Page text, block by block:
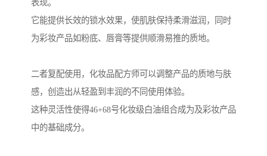
表现。
它能提供长效的锁水效果，使肌肤保持柔滑滋润，同时
为彩妆产品如粉底、唇膏等提供顺滑易推的质地。
二者复配使用，化妆品配方师可以调整产品的质地与肤
感，创造出从轻盈到丰润的不同使用体验。
这种灵活性使得46+68号化妆级白油组合成为及彩妆产品
中的基础成分。